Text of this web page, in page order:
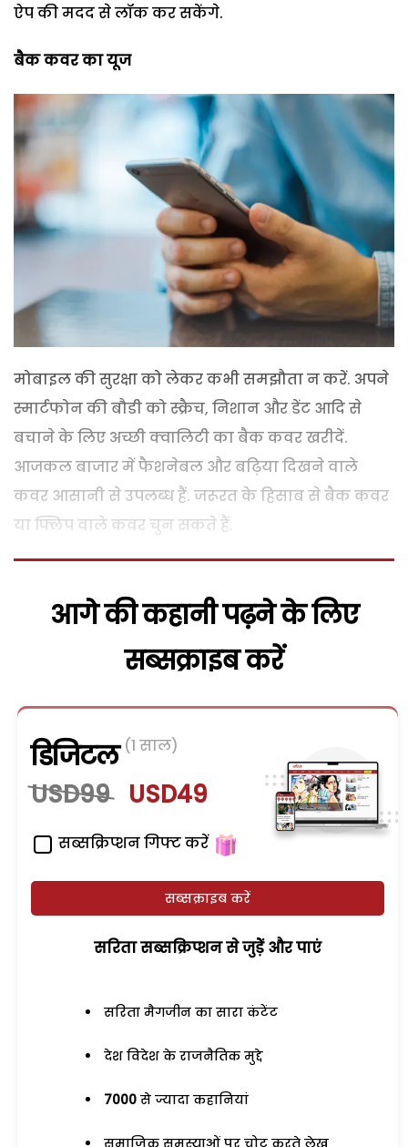
ऐप की मदद से लॉक कर सकेंगे.
बैक कवर का यूज
मोबाइल की सुरक्षा को लेकर कभी समझौता न करें. अपने
स्मार्टफोन की बौडी को स्क्रैच, निशान और डेंट आदि से
बचाने के लिए अच्छी क्वालिटी का बैक कवर खरीदें.
आजकल बाजार में फैशनेबल और बढ़िया दिखने वाले
कवर आसानी से उपलब्ध हैं. जरूरत के हिसाब से बैक कवर
या फ्लिप वाले कवर चुन सकते हैं.
आगे की कहानी पढ़ने के लिए
सब्सक्राइब करें
डिजिटल (1 साल)
USD99 USD49
सब्सक्रिप्शन गिफ्ट करें
सब्सक्राइब करें
सरिता सब्सक्रिप्शन से जुड़ेें और पाएं
सरिता मैगजीन का सारा कंटेंट
देश विदेश के राजनैतिक मुद्दे
7000 से ज्यादा कहानियां